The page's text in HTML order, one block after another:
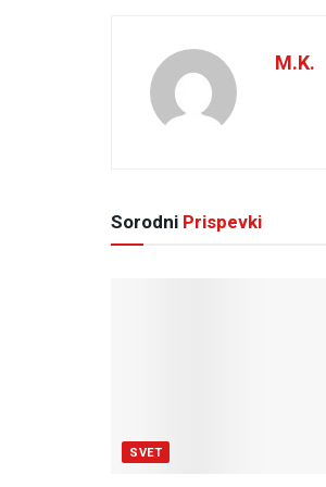
M.K.
Sorodni Prispevki
SVET